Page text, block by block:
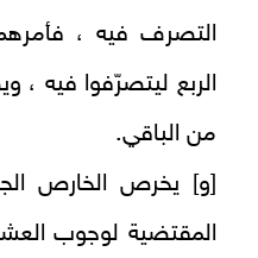
التصرف فيه ،
الربع ليتصرّفوا فيه ،
من الباقي.
[و] يخرص الخارص
المقتضية لوجوب